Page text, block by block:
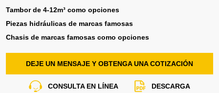
Tambor de 4-12m³ como opciones
Piezas hidráulicas de marcas famosas
Chasis de marcas famosas como opciones
DEJE UN MENSAJE Y OBTENGA UNA COTIZACIÓN
CONSULTA EN LÍNEA DESCARGA